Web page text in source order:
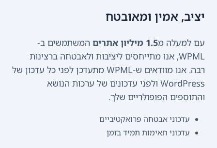
יציב, אמין ומאובטח
עם למעלה מ1.5 מיליון אתרים
המשתמשים ב-
WPML, אנו מתייחסים ליציבות ולאבטחה ברצינות
רבה. אנו מוודאים ש-WPML מתעדכן לפני כל עדכון של
WordPress ולפני עדכונים של ערכות הנושא
והתוספים הפופולריים שלך.
עדכוני אבטחה פרואקטיביים
עדכוני תאימות תמיד בזמן